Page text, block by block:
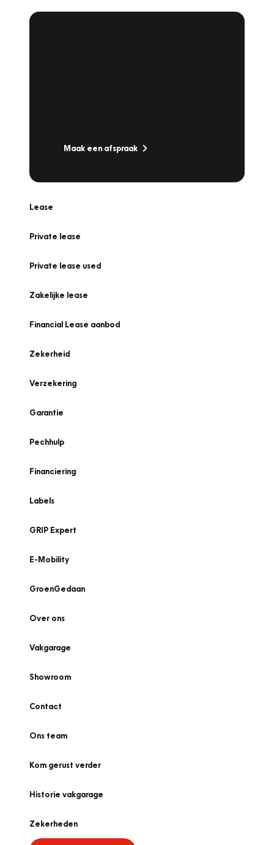
Maak een afspraak
Lease
Private lease
Private lease used
Zakelijke lease
Financial Lease aanbod
Zekerheid
Verzekering
Garantie
Pechhulp
Financiering
Labels
GRIP Expert
E-Mobility
GroenGedaan
Over ons
Vakgarage
Showroom
Contact
Ons team
Kom gerust verder
Historie vakgarage
Zekerheden